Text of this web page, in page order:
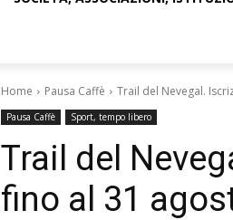
Home Pausa Caffè Trail del Nevegal.
Pausa Caffè Sport, tempo libero
Trail del
fino al 31